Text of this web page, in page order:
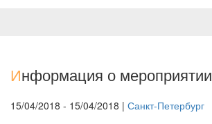
Информация о мероприятии
15/04/2018 - 15/04/2018 | Санкт-Петербург